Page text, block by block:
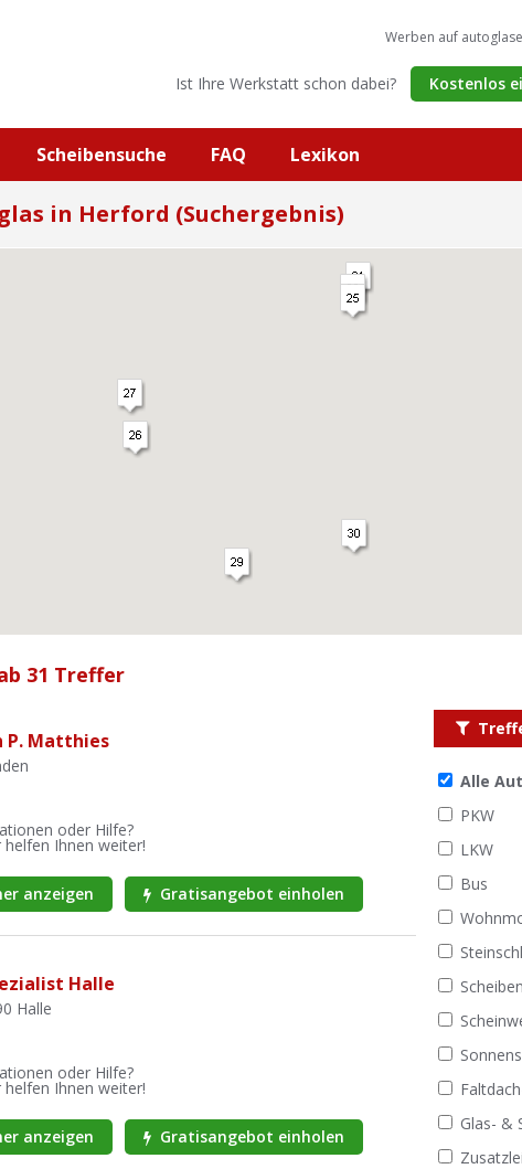
Werben auf
Ist Ihre Werkstatt schon dabei? Kostenlos
Scheibensuche FAQ Lexikon
in Herford (Suchergebnis)
31 Treffer
P. Matthies
oder Hilfe?
helfen Ihnen weiter!
anzeigen Gratisangebot einholen
Halle
Halle
oder Hilfe?
helfen Ihnen weiter!
anzeigen Gratisangebot einholen
Alle
PKW
LKW
Bus
Glas- &